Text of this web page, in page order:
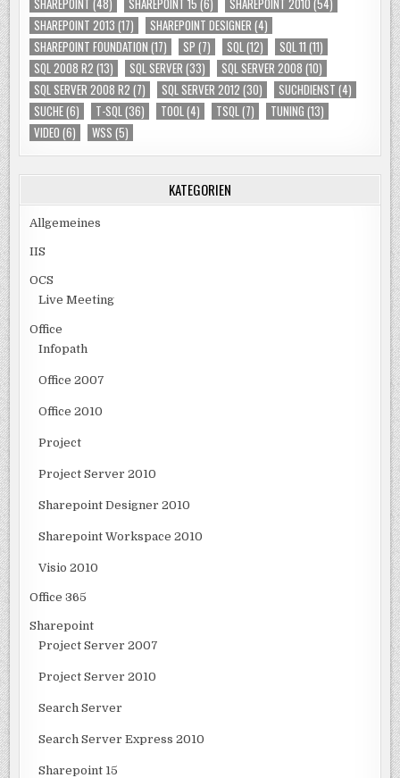
SHAREPOINT 2013 (17) SHAREPOINT DESIGNER (4)
SHAREPOINT FOUNDATION (17) SP (7) SQL (12) SQL 11 (11)
SQL 2008 R2 (13) SQL SERVER (33) SQL SERVER 2008 (10)
SQL SERVER 2008 R2 (7) SQL SERVER 2012 (30) SUCHDIENST (4)
SUCHE(6) T-SQL (36) TOOL (4) TSQL (7) TUNING (13)
VIDEO (6) WSS (5)
KATEGORIEN
Allgemeines
IIS
OCS
Live Meeting
Office
Infopath
Office 2007
Office 2010
Project
Project Server 2010
Sharepoint Designer 2010
Sharepoint Workspace 2010
Visio 2010
Office 365
Sharepoint
Project Server 2007
Project Server 2010
Search Server
Search Server Express 2010
Sharepoint 15